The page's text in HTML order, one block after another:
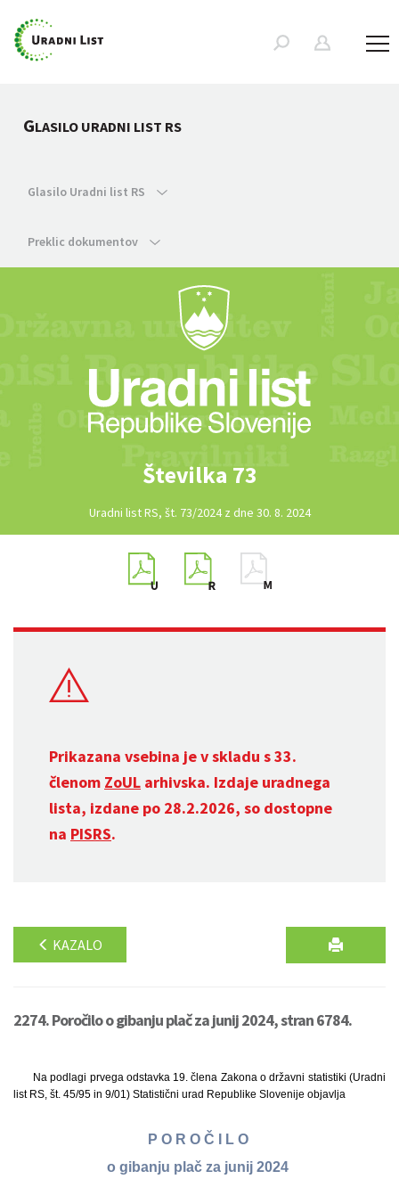
GLASILO URADNI LIST RS
Glasilo Uradni list RS
Preklic dokumentov
Številka 73
Uradni list RS, št. 73/2024 z dne 30. 8. 2024
Prikazana vsebina je v skladu s 33.
členom ZoUL arhivska. Izdaje uradnega
lista, izdane po 28.2.2026, so dostopne
na PISRS.
KAZALO
2274. Poročilo o gibanju plač za junij 2024, stran 6784.
Na podlagi prvega odstavka 19. člena Zakona o državni statistiki (Uradni
list RS, št. 45/95 in 9/01) Statistični urad Republike Slovenije objavlja
P O R O Č I L O
o gibanju plač za junij 2024